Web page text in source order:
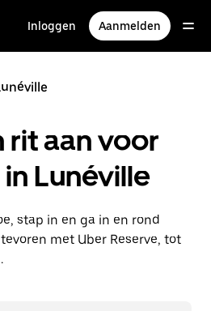
Inloggen Aanmelden
rit aan voor
Lunéville
stap in en ga in en rond
met Uber Reserve, tot